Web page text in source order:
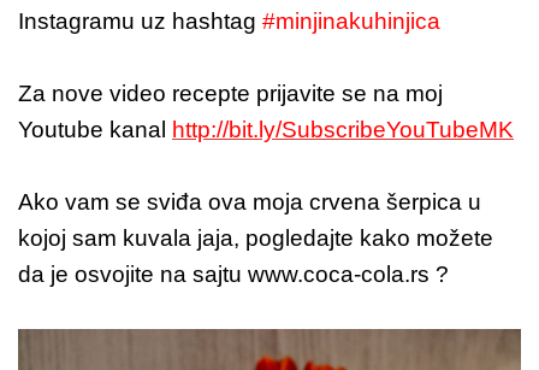
Instagramu uz hashtag #minjinakuhinjica
Za nove video recepte prijavite se na moj
Youtube kanal
http://bit.ly/SubscribeYouTubeMK
Ako vam se sviđa ova moja crvena šerpica u
kojoj sam kuvala jaja, pogledajte kako možete
da je osvojite na sajtu www.coca-cola.rs ?